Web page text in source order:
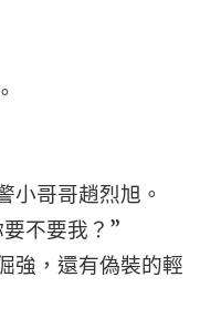
小哥哥趙烈旭。
不要我？”
強，還有偽裝的輕